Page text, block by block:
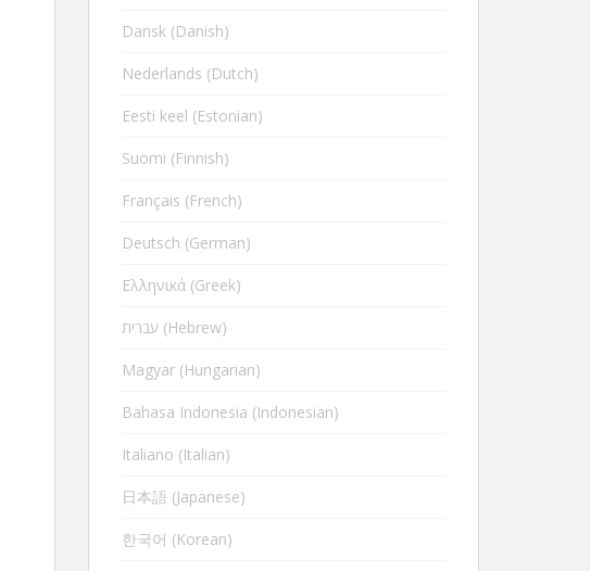
Dansk (Danish)
Nederlands (Dutch)
Eesti keel (Estonian)
Suomi (Finnish)
Français (French)
Deutsch (German)
Ελληνικά (Greek)
עברית (Hebrew)
Magyar (Hungarian)
Bahasa Indonesia (Indonesian)
Italiano (Italian)
日本語 (Japanese)
한국어 (Korean)